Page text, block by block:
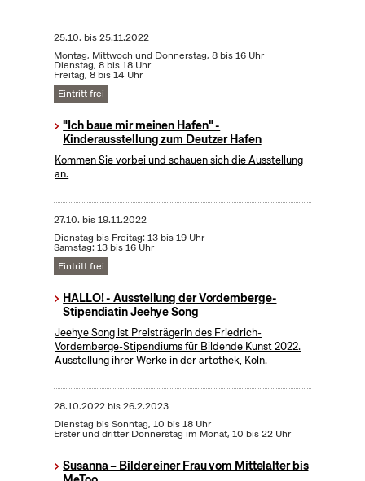
25.10. bis25.11.2022
Montag, Mittwoch und Donnerstag, 8 bis 16 Uhr
Dienstag, 8 bis 18 Uhr
Freitag, 8 bis 14 Uhr
Eintritt frei
"Ich baue mir meinen Hafen" -
Kinderausstellung zum Deutzer Hafen
Kommen Sie vorbei und schauen sich die Ausstellung
an.
27.10. bis19.11.2022
Dienstag bis Freitag: 13 bis 19 Uhr
Samstag: 13 bis 16 Uhr
Eintritt frei
HALLO! - Ausstellung der Vordemberge-
Stipendiatin Jeehye Song
Jeehye Song ist Preisträgerin des Friedrich-
Vordemberge-Stipendiums für Bildende Kunst 2022.
Ausstellung ihrer Werke in der artothek, Köln.
28.10.2022bis26.2.2023
Dienstag bis Sonntag, 10 bis 18 Uhr
Erster und dritter Donnerstag im Monat, 10 bis 22 Uhr
Susanna – Bilder einer Frau vom Mittelalter bis